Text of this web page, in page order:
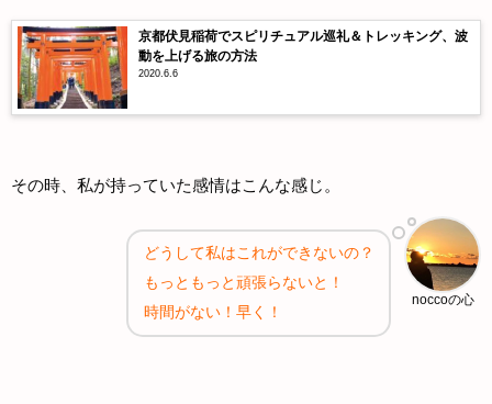
京都伏見稲荷でスピリチュアル巡礼＆トレッキング、波
動を上げる旅の方法
2020.6.6
その時、私が持っていた感情はこんな感じ。
noccoの心
どうして私はこれができないの？
もっともっと頑張らないと！
時間がない！早く！